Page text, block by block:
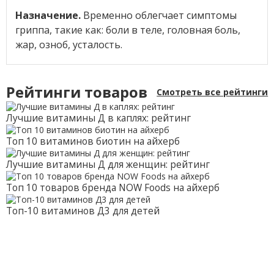
Назначение.Временно облегчает симптомы
гриппа, такие как: боли в теле, головная боль,
жар, озноб, усталость.
Рейтинги товаров Смотреть все рейтинги
Лучшие витамины Д в каплях: рейтинг
Топ 10 витаминов биотин на айхерб
Лучшие витамины Д для женщин: рейтинг
Топ 10 товаров бренда NOW Foods на айхерб
Топ-10 витаминов Д3 для детей